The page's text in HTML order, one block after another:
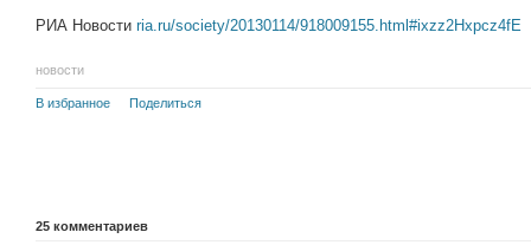
РИА Новости ria.ru/society/20130114/918009155.html#ixzz2Hxpcz4fE
новости
В избранное Поделиться
25 комментариев